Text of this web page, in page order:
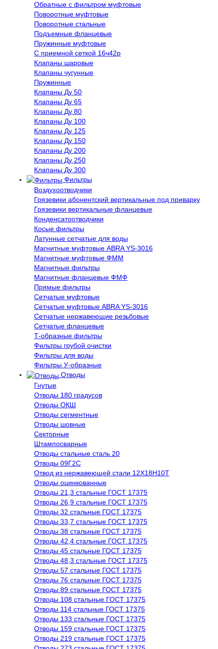
Обратные с фильтром муфтовые
Поворотные муфтовые
Поворотные стальные
Подъемные фланцевые
Пружинные муфтовые
С приемной сеткой 16ч42р
Клапаны шаровые
Клапаны чугунные
Пружинные
Клапаны Ду 50
Клапаны Ду 65
Клапаны Ду 80
Клапаны Ду 100
Клапаны Ду 125
Клапаны Ду 150
Клапаны Ду 200
Клапаны Ду 250
Клапаны Ду 300
Фильтры
Воздухоотводчики
Грязевики абонентский вертикальные под приварку
Грязевики вертикальные фланцевые
Конденсатоотводчики
Косые фильтры
Латунные сетчатые для воды
Магнитные муфтовые ABRA YS-3016
Магнитные муфтовые ФММ
Магнитные фильтры
Магнитные фланцевые ФМФ
Прямые фильтры
Сетчатые муфтовые
Сетчатые муфтовые ABRA YS-3016
Сетчатые нержавеющие резьбовые
Сетчатые фланцевые
Т-образные фильтры
Фильтры грубой очистки
Фильтры для воды
Фильтры У-образные
Отводы
Гнутые
Отводы 180 градусов
Отводы ОКШ
Отводы сегментные
Отводы шовные
Секторные
Штампосварные
Отводы стальные сталь 20
Отводы 09Г2С
Отвод из нержавеющей стали 12Х18Н10Т
Отводы оцинкованные
Отводы 21,3 стальные ГОСТ 17375
Отводы 26,9 стальные ГОСТ 17375
Отводы 32 стальные ГОСТ 17375
Отводы 33,7 стальные ГОСТ 17375
Отводы 38 стальные ГОСТ 17375
Отводы 42,4 стальные ГОСТ 17375
Отводы 45 стальные ГОСТ 17375
Отводы 48,3 стальные ГОСТ 17375
Отводы 57 стальные ГОСТ 17375
Отводы 76 стальные ГОСТ 17375
Отводы 89 стальные ГОСТ 17375
Отводы 108 стальные ГОСТ 17375
Отводы 114 стальные ГОСТ 17375
Отводы 133 стальные ГОСТ 17375
Отводы 159 стальные ГОСТ 17375
Отводы 219 стальные ГОСТ 17375